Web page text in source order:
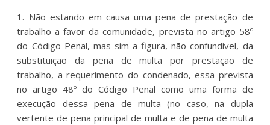
1. Não estando em causa uma pena de prestação de
trabalho a favor da comunidade, prevista no artigo 58º
do Código Penal, mas sim a figura, não confundível, da
substituição da pena de multa por prestação de
trabalho, a requerimento do condenado, essa prevista
no artigo 48º do Código Penal como uma forma de
execução dessa pena de multa (no caso, na dupla
vertente de pena principal de multa e de pena de multa